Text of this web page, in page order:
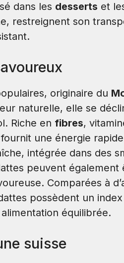
dans les desserts et
restreignent son
originaire du
naturelle, elle se
Riche en fibres,
une énergie
intégrée dans des
peuvent également
Comparées à
possèdent un
équilibrée.
suisse